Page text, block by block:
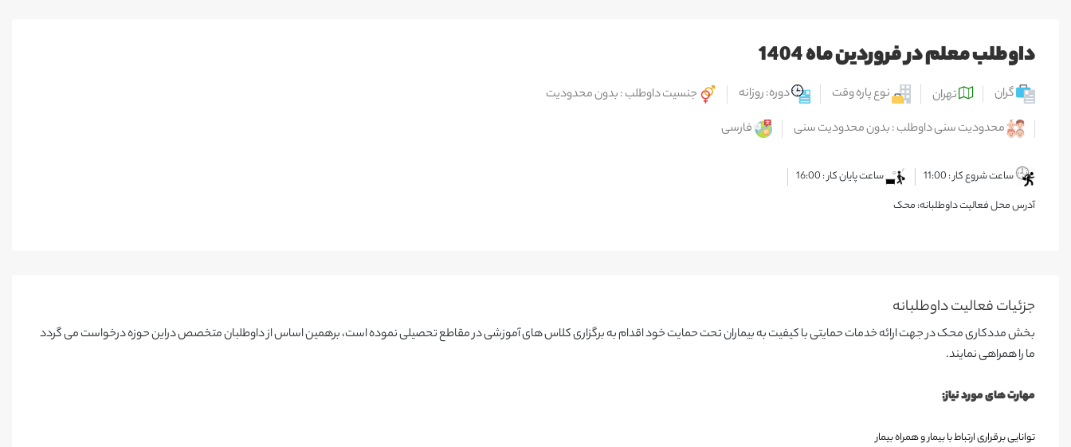
داوطلب معلم در فروردین ماه 1404
گران تهران نوع پاره وقت دوره: روزانه
جنسیت داوطلب : بدون محدودیت
محدودیت سنی داوطلب : بدون محدودیت سنی
فارسی
ساعت شروع کار : 11:00
ساعت پایان کار : 16:00
آدرس محل فعالیت داوطلبانه: محک
جزئیات فعالیت‌ داوطلبانه
بخش مددکاری محک در جهت ارائه خدمات حمایتی با کیفیت به بیماران تحت حمایت خود اقدام به برگزاری کلاس های آموزشی در مقاطع تحصیلی نموده است، برهمین اساس از داوطلبان متخصص دراین حوزه درخواست می گردد
ما را همراهی نمایند.
مهارت های مورد نیاز:
توانایی برقراری ارتباط با بیمار و همراه بیمار